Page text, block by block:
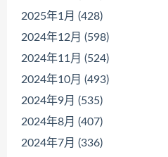
2025年1月 (428)
2024年12月 (598)
2024年11月 (524)
2024年10月 (493)
2024年9月 (535)
2024年8月 (407)
2024年7月 (336)